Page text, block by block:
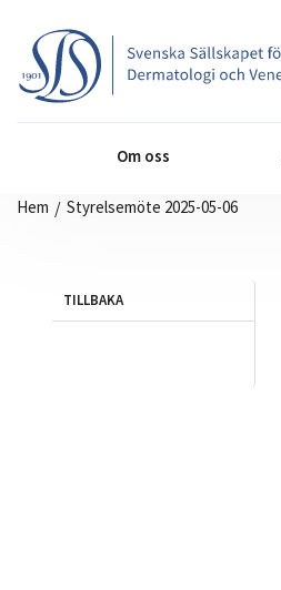
Om oss
Hem / Styrelsemöte 2025-05-06
TILLBAKA